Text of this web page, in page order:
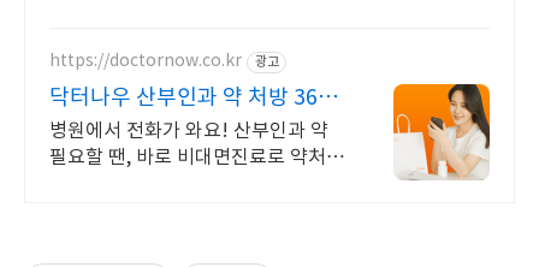
https://doctornow.co.kr 광고
닥터나우 산부인과 약 처방 365
일 24시간 진료가능
병원에서 전화가 와요! 산부인과 약
필요할 땐, 바로 비대면진료로 약처방